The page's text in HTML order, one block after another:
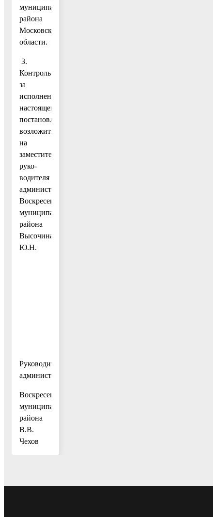
муниципального
района
Московской
области.
3.
Контроль
за
исполнением
настоящего
постановления
возложить
на
заместителя
руко­
водителя
администрации
Воскресенского
муниципального
района
Высочина
Ю.Н.
Руководитель
администрации
Воскресенского
муниципального
района
В.В.
Чехов